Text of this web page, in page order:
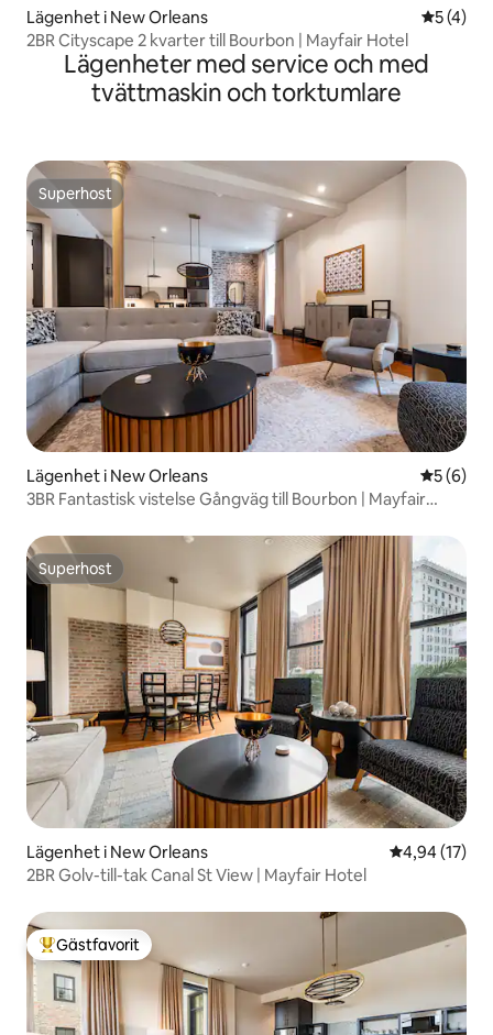
Lägenhet i New Orleans 5 av 5 i
5 (4)
2BR Cityscape 2 kvarter till Bourbon | Mayfair Hotel
Lägenheter med service och med
tvättmaskin och torktumlare
Superhost
Superhost
Lägenhet i New Orleans 5 av 5 i
5 (6)
3BR Fantastisk vistelse Gångväg till Bourbon | Mayfair
Superhost
Superhost
Lägenhet i New Orleans 4,94 av 5 i
4,94 (17)
2BR Golv-till-tak Canal St View | Mayfair Hotel
Populär gästfavorit
Gästfavorit